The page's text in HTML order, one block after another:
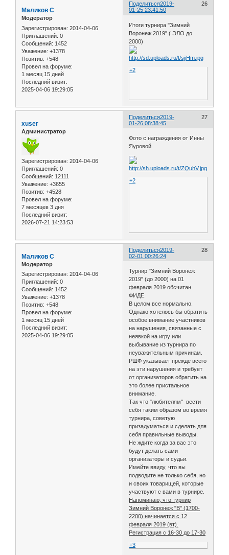
Поделиться 26
2019-
01-25 23:41:50
Маликов С
Модератор
Зарегистрирован: 2014-04-06
Приглашений: 0
Сообщений: 1452
Уважение: +1378
Позитив: +548
Провел на форуме:
1 месяц 15 дней
Последний визит:
2025-04-06 19:29:05
Итоги турнира "Зимний
Воронеж 2019" ( ЭЛО до
2000)
+2
Поделиться 27
2019-
01-26 08:38:45
xuser
Администратор
Зарегистрирован: 2014-04-06
Приглашений: 0
Сообщений: 12111
Уважение: +3655
Позитив: +4528
Провел на форуме:
7 месяцев 3 дня
Последний визит:
2026-07-21 14:23:53
Фото с награждения от Инны
Яуровой
+2
Поделиться 28
2019-
02-01 00:26:24
Маликов С
Модератор
Зарегистрирован: 2014-04-06
Приглашений: 0
Сообщений: 1452
Уважение: +1378
Позитив: +548
Провел на форуме:
1 месяц 15 дней
Последний визит:
2025-04-06 19:29:05
Турнир "Зимний Воронеж
2019" (до 2000) на 01
февраля 2019 обсчитан
ФИДЕ.
В целом все нормально.
Однако хотелось бы обратить
особое внимание участников
на нарушения, связанные с
неявкой на игру или
выбывание из турнира по
неуважительным причинам.
РШФ указывает прежде всего
на эти нарушения и требует
от организаторов обратить на
это более пристальное
внимание.
Так что "любителям" вести
себя таким образом во время
турнира, советую
призадуматься и сделать для
себя правильные выводы.
Не ждите когда за вас это
будут делать сами
организаторы и судьи.
Имейте ввиду, что вы
подводите не только себя, но
и своих товарищей, которые
участвуют с вами в турнире.
Напоминаю, что турнир
Зимний Воронеж "В" (1700-
2200) начинается с 12
февраля 2019 (вт).
Регистрация с 16-30 до 17-30
+3